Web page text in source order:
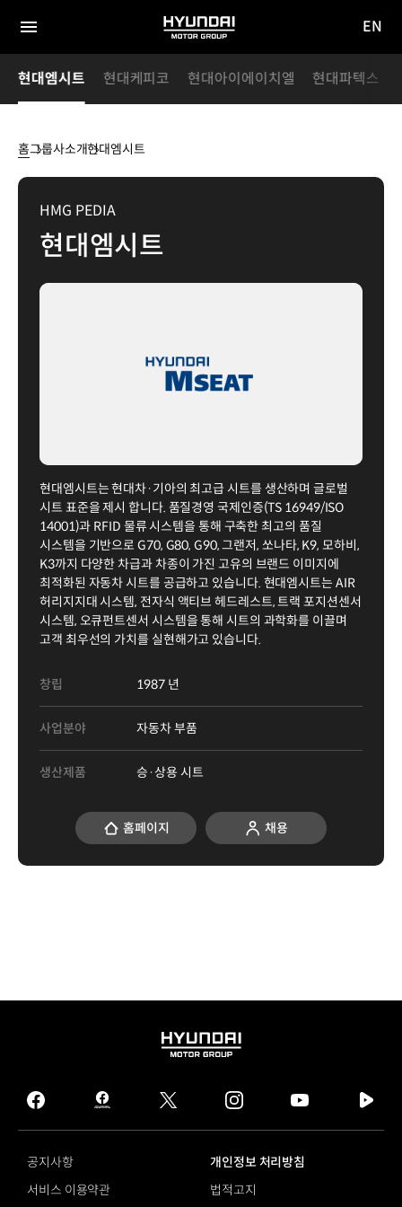
전체
메뉴
HYUNDAI
MOTOR
GROUP
이동
EN
현대엠시트 현대케피코 현대아이에이치엘 현대파텍스
홈그룹사소개현대엠시트
현대엠시트
HMG PEDIA
현대엠시트
현대엠시트는 현대차·기아의 최고급 시트를 생산하며 글로벌
시트 표준을 제시 합니다. 품질경영 국제인증(TS 16949/ISO
14001)과 RFID 물류 시스템을 통해 구축한 최고의 품질
시스템을 기반으로 G70, G80, G90, 그랜저, 쏘나타, K9, 모하비,
K3까지 다양한 차급과 차종이 가진 고유의 브랜드 이미지에
최적화된 자동차 시트를 공급하고 있습니다. 현대엠시트는 AIR
허리지지대 시스템, 전자식 액티브 헤드레스트, 트랙 포지션센서
시스템, 오큐펀트센서 시스템을 통해 시트의 과학화를 이끌며
고객 최우선의 가치를 실현해가고 있습니다.
창립 1987 년
사업분야 자동차 부품
생산제품 승·상용 시트
홈페이지 채용
HYUNDAI
GROUP
facebook
hmg
journal
twitter instagram
tv
공지사항
개인정보 처리방침
서비스 이용약관
법적고지